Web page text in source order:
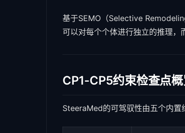
基于SEMO（Selective
可以对每个个体进行独立的推理，
CP1-CP5约束检查点
SteeraMed的可驾驭性由五个内置